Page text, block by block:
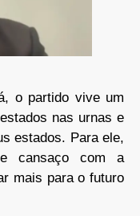
o partido vive um
nas urnas e
estados. Para ele,
cansaço com a
mais para o futuro